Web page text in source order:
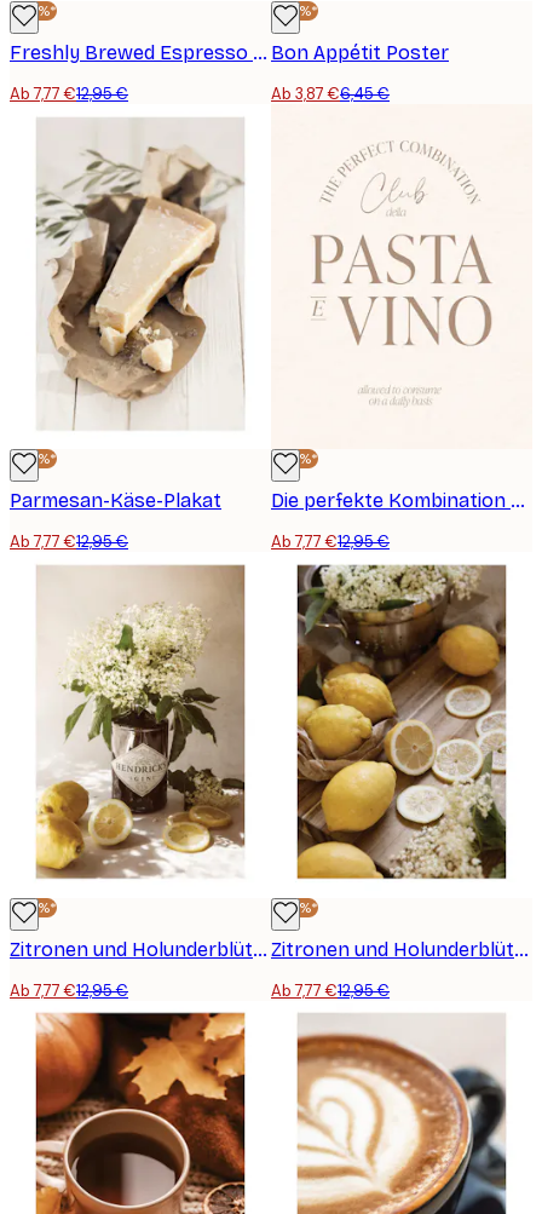
-40%*
Freshly Brewed Espresso Poster
Ab 7,77 €12,95 €
-40%*
Bon Appétit Poster
Ab 3,87 €6,45 €
-40%*
Parmesan-Käse-Plakat
Ab 7,77 €12,95 €
-40%*
Die perfekte Kombination Poster
Ab 7,77 €12,95 €
-40%*
Zitronen und Holunderblüten Gin Poster
Ab 7,77 €12,95 €
-40%*
Zitronen und Holunderblüten Poster
Ab 7,77 €12,95 €